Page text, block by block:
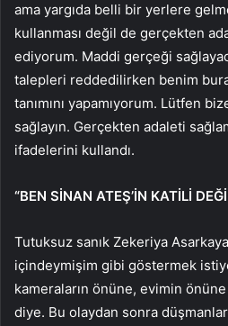
ama yargıda belli bir yerlere
kullanması değil de gerçekten
ediyorum. Maddi gerçeği
talepleri reddedilirken benim
tanımını yapamıyorum. Lütfen
sağlayın. Gerçekten adaleti
ifadelerini kullandı.
“BEN SİNAN ATEŞ’İN KATİLİ
Tutuksuz sanık Zekeriya
içindeymişim gibi göstermek
kameraların önüne, evimin
diye. Bu olaydan sonra